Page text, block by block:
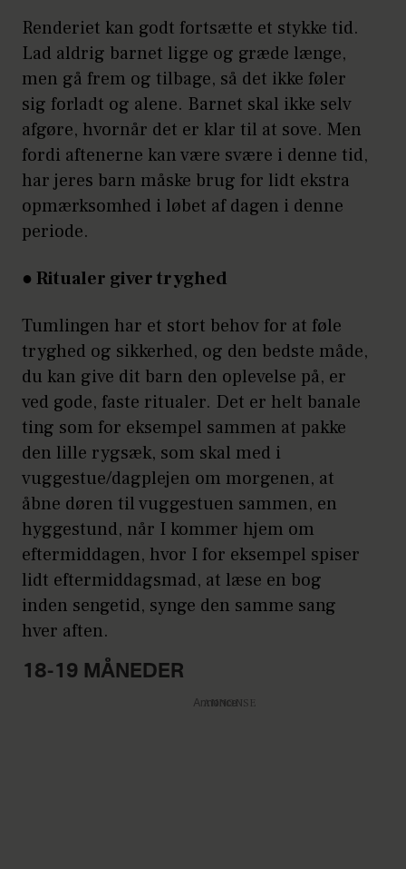
Renderiet kan godt fortsætte et stykke tid.
Lad aldrig barnet ligge og græde længe,
men gå frem og tilbage, så det ikke føler
sig forladt og alene. Barnet skal ikke selv
afgøre, hvornår det er klar til at sove. Men
fordi aftenerne kan være svære i denne tid,
har jeres barn måske brug for lidt ekstra
opmærksomhed i løbet af dagen i denne
periode.
● Ritualer giver tryghed
Tumlingen har et stort behov for at føle
tryghed og sikkerhed, og den bedste måde,
du kan give dit barn den oplevelse på, er
ved gode, faste ritualer. Det er helt banale
ting som for eksempel sammen at pakke
den lille rygsæk, som skal med i
vuggestue/dagplejen om morgenen, at
åbne døren til vuggestuen sammen, en
hyggestund, når I kommer hjem om
eftermiddagen, hvor I for eksempel spiser
lidt eftermiddagsmad, at læse en bog
inden sengetid, synge den samme sang
hver aften.
18-19 MÅNEDER
Annonce